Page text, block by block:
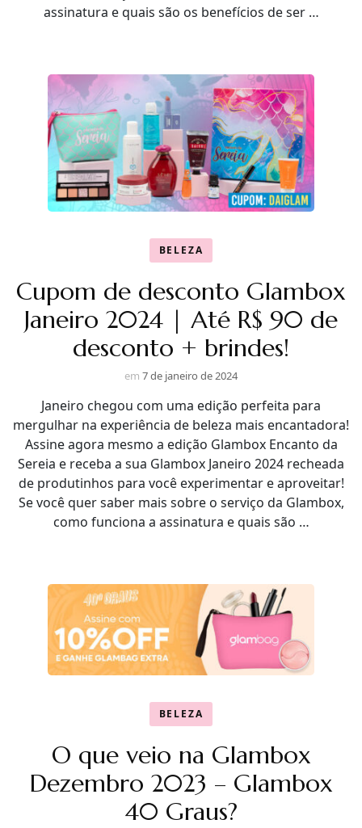
assinatura e quais são os benefícios de ser …
BELEZA
Cupom de desconto Glambox
Janeiro 2024 | Até R$ 90 de
desconto + brindes!
em 7 de janeiro de 2024
Janeiro chegou com uma edição perfeita para
mergulhar na experiência de beleza mais encantadora!
Assine agora mesmo a edição Glambox Encanto da
Sereia e receba a sua Glambox Janeiro 2024 recheada
de produtinhos para você experimentar e aproveitar!
Se você quer saber mais sobre o serviço da Glambox,
como funciona a assinatura e quais são …
BELEZA
O que veio na Glambox
Dezembro 2023 – Glambox
40 Graus?